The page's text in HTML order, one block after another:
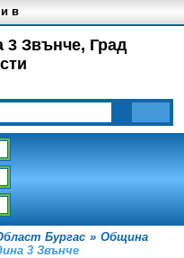
3 Звънче, Град
в
Бургас » Община
3 Звънче